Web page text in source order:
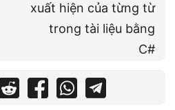
xuất hiện của từng từ
trong tài liệu bằng
C#